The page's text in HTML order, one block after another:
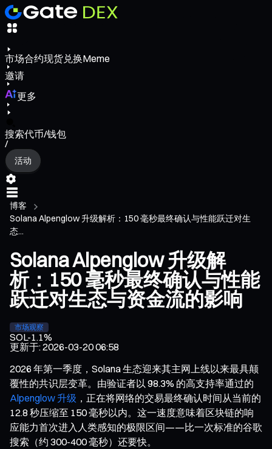
市场合约现货兑换Meme
邀请
更多
搜索代币/钱包
/
活动
博客
Solana Alpenglow 升级解析：150 毫秒最终确认与性能跃迁对生
态...
Solana Alpenglow 升级解
析：150 毫秒最终确认与性能
跃迁对生态与资金流的影响
市场观察
SOL-1.1%
更新于:2026-03-20 06:58
2026 年第一季度，Solana 生态迎来其主网上线以来最具颠
覆性的共识层变革。由验证者以 98.3% 的高支持率通过的
Alpenglow 升级 ，正在将网络的交易最终确认时间从当前的
12.8 秒压缩至 150 毫秒以内。这一速度意味着区块链的响
应能力首次进入人类感知的极限区间——比一次标准的谷歌
搜索（约 300-400 毫秒）还要快。